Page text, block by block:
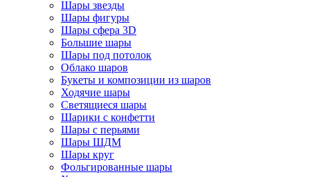
Шары звезды
Шары фигуры
Шары сфера 3D
Большие шары
Шары под потолок
Облако шаров
Букеты и композиции из шаров
Ходячие шары
Светящиеся шары
Шарики с конфетти
Шары с перьями
Шары ШДМ
Шары круг
Фольгированные шары